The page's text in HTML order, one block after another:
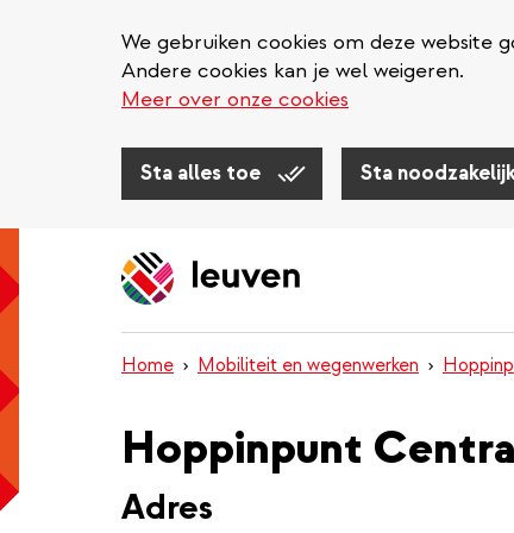
We gebruiken cookies om deze website
Andere cookies kan je wel weigeren.
Meer over onze cookies
Sta alles toe Sta
Home Mobiliteit en wegenwerken
Hoppinpunt
Adres